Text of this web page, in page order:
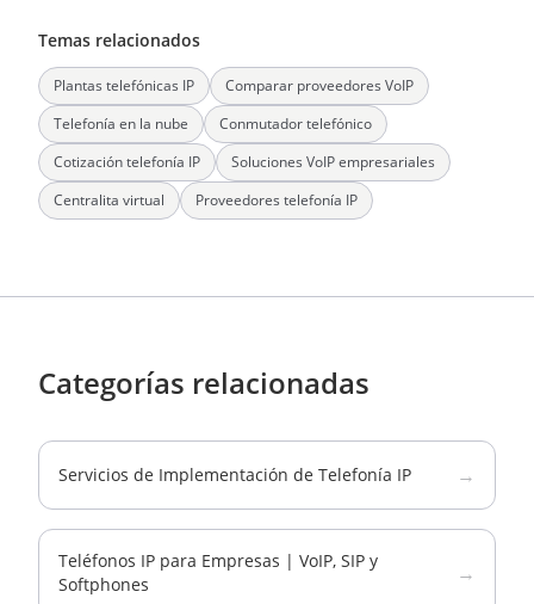
Temas relacionados
Plantas telefónicas IP
Comparar proveedores VoIP
Telefonía en la nube
Conmutador telefónico
Cotización telefonía IP
Soluciones VoIP empresariales
Centralita virtual
Proveedores telefonía IP
Categorías relacionadas
Servicios de Implementación de Telefonía IP →
Teléfonos IP para Empresas | VoIP, SIP y
Softphones
→